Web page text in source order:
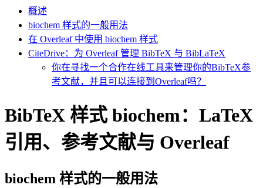
概述
biochem 样式的一般用法
在 Overleaf 中使用 biochem 样式
CiteDrive：为 Overleaf 管理 BibTeX 与 BibLaTeX
你在寻找一个合作在线工具来管理你的BibTeX参
考文献，并且可以连接到Overleaf吗？
BibTeX 样式 biochem：LaTeX
引用、参考文献与 Overleaf
biochem 样式的一般用法